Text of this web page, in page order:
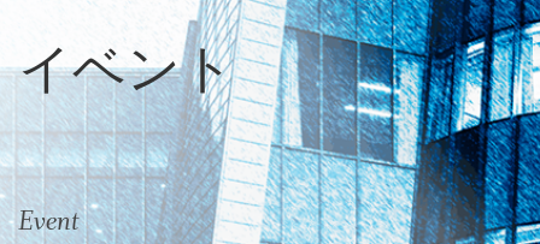
イベント
Event